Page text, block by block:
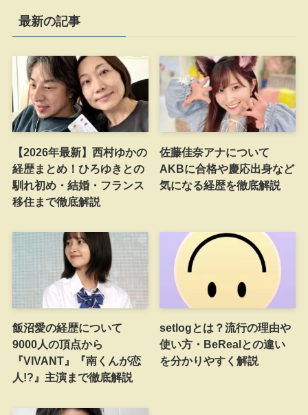
最新の記事
【2026年最新】西村ゆかの
経歴まとめ！ひろゆきとの
馴れ初め・結婚・フランス
移住まで徹底解説
佐藤佳奈アナについて
AKBに合格や慶応出身など
気になる経歴を徹底解説
飯沼愛の経歴について
9000人の頂点から
『VIVANT』『南くんが恋
人!?』主演まで徹底解説
setlogとは？流行の理由や
使い方・BeRealとの違い
を分かりやすく解説